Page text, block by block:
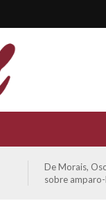
De Morais,
sobre